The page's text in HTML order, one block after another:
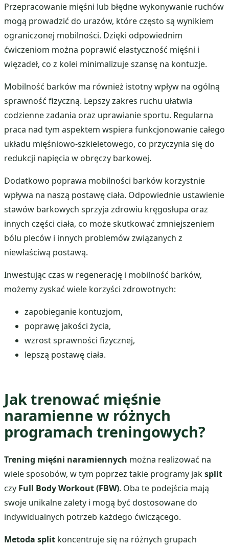
Przepracowanie mięśni lub błędne wykonywanie ruchów
mogą prowadzić do urazów, które często są wynikiem
ograniczonej mobilności. Dzięki odpowiednim
ćwiczeniom można poprawić elastyczność mięśni i
więzadeł, co z kolei minimalizuje szansę na kontuzje.
Mobilność barków ma również istotny wpływ na ogólną
sprawność fizyczną. Lepszy zakres ruchu ułatwia
codzienne zadania oraz uprawianie sportu. Regularna
praca nad tym aspektem wspiera funkcjonowanie całego
układu mięśniowo-szkieletowego, co przyczynia się do
redukcji napięcia w obręczy barkowej.
Dodatkowo poprawa mobilności barków korzystnie
wpływa na naszą postawę ciała. Odpowiednie ustawienie
stawów barkowych sprzyja zdrowiu kręgosłupa oraz
innych części ciała, co może skutkować zmniejszeniem
bólu pleców i innych problemów związanych z
niewłaściwą postawą.
Inwestując czas w regenerację i mobilność barków,
możemy zyskać wiele korzyści zdrowotnych:
zapobieganie kontuzjom,
poprawę jakości życia,
wzrost sprawności fizycznej,
lepszą postawę ciała.
Jak trenować mięśnie
naramienne w różnych
programach treningowych?
Trening mięśni naramiennych można realizować na
wiele sposobów, w tym poprzez takie programy jaksplit
czy Full Body Workout (FBW). Oba te podejścia mają
swoje unikalne zalety i mogą być dostosowane do
indywidualnych potrzeb każdego ćwiczącego.
Metoda split koncentruje się na różnych grupach